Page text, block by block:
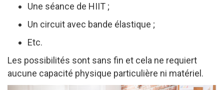
Une séance de HIIT ;
Un circuit avec bande élastique ;
Etc.
Les possibilités sont sans fin et cela ne requiert
aucune capacité physique particulière ni matériel.